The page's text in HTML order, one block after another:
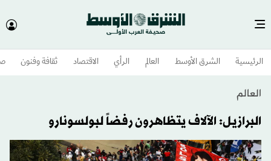
الرئيسية الشرق الأوسط​ العالم الرأي الاقتصاد ثقافة وفنون
العالم
البرازيل: الآلاف يتظاهرون رفضاً لبولسونارو